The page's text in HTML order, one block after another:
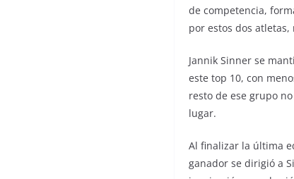
de competencia,
por estos dos
Jannik Sinner se
este top 10, con
resto de ese grupo
lugar.
Al finalizar la última
ganador se dirigió a